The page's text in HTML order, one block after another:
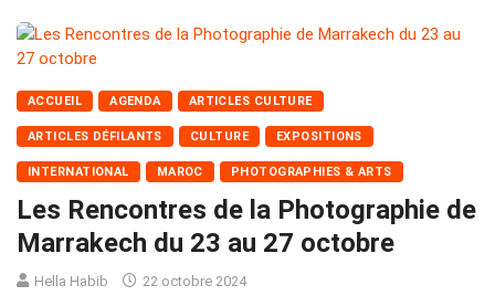
ACCUEIL AGENDA ARTICLES CULTURE
ARTICLES DÉFILANTS CULTURE EXPOSITIONS
INTERNATIONAL MAROC PHOTOGRAPHIES & ARTS
Les Rencontres de la Photographie de
Marrakech du 23 au 27 octobre
Hella Habib 22 octobre 2024